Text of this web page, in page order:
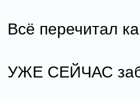
Всё перечитал
УЖЕ СЕЙЧАС